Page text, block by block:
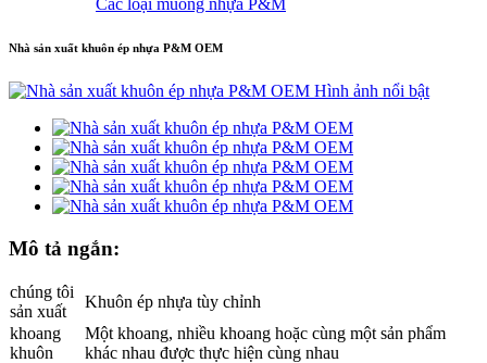
Các loại muỗng nhựa P&M
Nhà sản xuất khuôn ép nhựa P&M OEM
Mô tả ngắn:
chúng tôi
sản xuất
Khuôn ép nhựa tùy chỉnh
khoang
khuôn
Một khoang, nhiều khoang hoặc cùng một sản phẩm
khác nhau được thực hiện cùng nhau